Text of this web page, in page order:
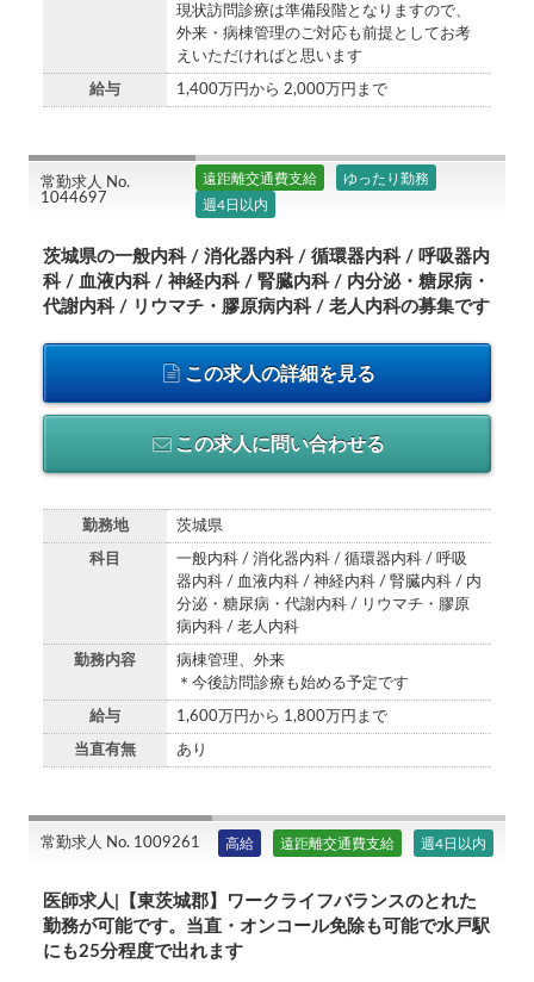
現状訪問診療は準備段階となりますので、
外来・病棟管理のご対応も前提としてお考
えいただければと思います
給与 1,400万円から 2,000万円まで
常勤求人 No.
1044697
遠距離交通費支給
ゆったり勤務
週4日以内
茨城県の一般内科 / 消化器内科 / 循環器内科 / 呼吸器内
科 / 血液内科 / 神経内科 / 腎臓内科 / 内分泌・糖尿病・
代謝内科 / リウマチ・膠原病内科 / 老人内科の募集です
この求人の詳細を見る
この求人に問い合わせる
勤務地 茨城県
科目
一般内科 / 消化器内科 / 循環器内科 / 呼吸
器内科 / 血液内科 / 神経内科 / 腎臓内科 / 内
分泌・糖尿病・代謝内科 / リウマチ・膠原
病内科 / 老人内科
勤務内容
病棟管理、外来
＊今後訪問診療も始める予定です
給与 1,600万円から 1,800万円まで
当直有無 あり
常勤求人 No. 1009261 高給 遠距離交通費支給 週4日以内
医師求人|【東茨城郡】ワークライフバランスのとれた
勤務が可能です。当直・オンコール免除も可能で水戸駅
にも25分程度で出れます